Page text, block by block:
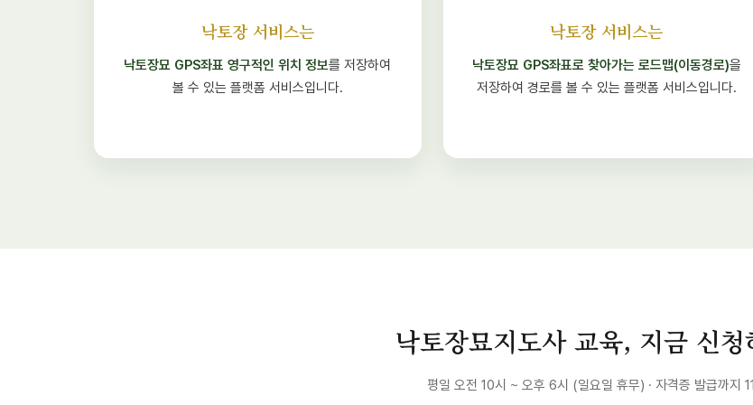
낙토장 서비스는
낙토장묘 GPS좌표 영구적인 위치 정보를 저장하여
볼 수 있는 플랫폼 서비스입니다.
낙토장 서비스는
낙토장묘 GPS좌표로 찾아가는 로드맵(이동경로)을
저장하여 경로를 볼 수 있는 플랫폼 서비스입니다.
낙토장묘지도사 교육, 지금 신청
평일 오전 10시 ~ 오후 6시 (일요일 휴무) · 자격증 발급까지